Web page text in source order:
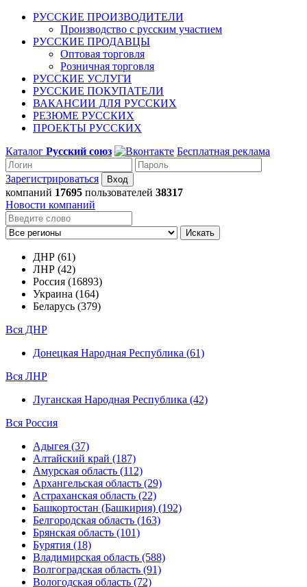
РУССКИЕ ПРОИЗВОДИТЕЛИ
Производство с русским участием
РУССКИЕ ПРОДАВЦЫ
Оптовая торговля
Розничная торговля
РУССКИЕ УСЛУГИ
РУССКИЕ ПОКУПАТЕЛИ
ВАКАНСИИ ДЛЯ РУССКИХ
РЕЗЮМЕ РУССКИХ
ПРОЕКТЫ РУССКИХ
Каталог Русский союз Бесплатная реклама
Зарегистрироваться
компаний 17695 пользователей 38317
Новости компаний
Искать
ДНР (61)
ЛНР (42)
Россия (16893)
Украина (164)
Беларусь (379)
Вся ДНР
Донецкая Народная Республика (61)
Вся ЛНР
Луганская Народная Республика (42)
Вся Россия
Адыгея (37)
Алтайский край (187)
Амурская область (112)
Архангельская область (29)
Астраханская область (22)
Башкортостан (Башкирия) (192)
Белгородская область (163)
Брянская область (101)
Бурятия (18)
Владимирская область (588)
Волгоградская область (91)
Вологодская область (72)